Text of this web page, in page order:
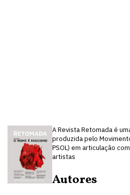
A Revista Retomada é
produzida pelo
PSOL) em articulação
artistas
Autores